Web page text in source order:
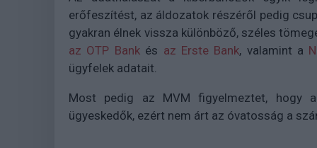
erőfeszítést, az áldozatok részéről pedig
gyakran élnek vissza különböző, széles
az OTP Bankés az Erste Bank, valamint a
ügyfelek adatait.
Most pedig az MVM figyelmeztet, hogy
ügyeskedők, ezért nem árt az óvatosság a